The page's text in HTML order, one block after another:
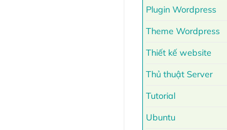
Plugin Wordpress
Theme Wordpress
Thiết kế website
Thủ thuật Server
Tutorial
Ubuntu